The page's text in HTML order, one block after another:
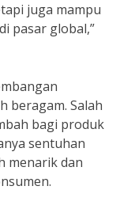
juga mampu
pasar global,”
beragam. Salah
bagi produk
sentuhan
menarik dan